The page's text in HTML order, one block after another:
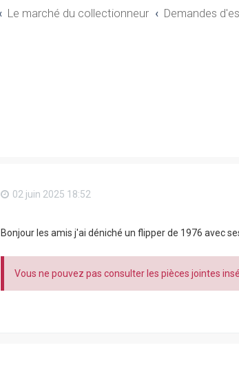
Le marché du collectionneur Demandes
02 juin 2025 18:52
Bonjour les amis j'ai déniché un flipper de 1976 avec
Vous ne pouvez pas consulter les pièces jointes